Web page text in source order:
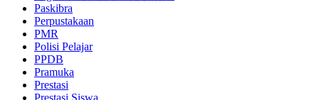
Paskibra
Perpustakaan
PMR
Polisi Pelajar
PPDB
Pramuka
Prestasi